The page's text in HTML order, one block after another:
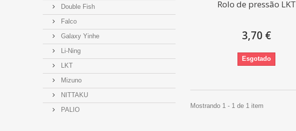
Double Fish
Falco
Galaxy Yinhe
Li-Ning
LKT
Mizuno
NITTAKU
PALIO
Rolo de pressão LKT
3,70 €
Esgotado
Mostrando 1 - 1 de 1 item